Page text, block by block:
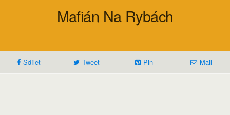
Mafián Na Rybách
Sdílet Tweet Pin Mail